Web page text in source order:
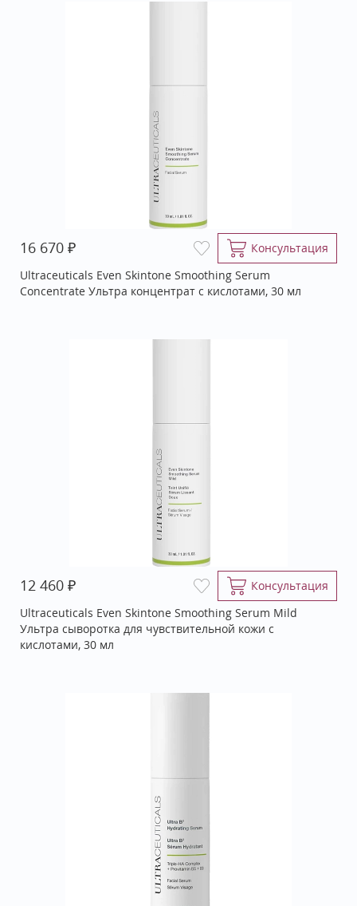
16 670 ₽
Консультация
Ultraceuticals Even Skintone Smoothing Serum
Concentrate Ультра концентрат с кислотами, 30 мл
12 460 ₽
Консультация
Ultraceuticals Even Skintone Smoothing Serum Mild
Ультра сыворотка для чувствительной кожи с
кислотами, 30 мл